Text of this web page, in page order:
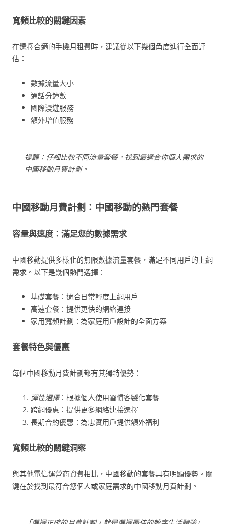
寬頻比較的關鍵因素
在選擇合適的手機月租費時，建議從以下幾個角度進行全面評
估：
數據流量大小
通話分鐘數
國際漫遊服務
額外增值服務
提醒：仔細比較不同流量套餐，找到最適合你個人需求的
中國移動月費計劃。
中國移動月費計劃：中國移動的熱門套餐
容量與速度：滿足您的數據需求
中國移動提供多樣化的無限數據流量套餐，滿足不同用戶的上網
需求。以下是幾個熱門選擇：
基礎套餐：適合日常輕度上網用戶
高速套餐：提供更快的網絡連接
家用寬頻計劃：為家庭用戶設計的全面方案
套餐特色與優惠
每個中國移動月費計劃都有其獨特優勢：
彈性選擇：根據個人使用習慣客製化套餐
跨網優惠：提供更多網絡連接選擇
長期合約優惠：為忠實用戶提供額外福利
寬頻比較的關鍵洞察
與其他電信運營商資費相比，中國移動的套餐具有明顯優勢。關
鍵在於找到最符合您個人或家庭需求的中國移動月費計劃。